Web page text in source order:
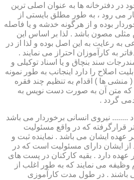
در دفترخانه ها به عنوان اصلی ترین
می رود ، به طور مطلق بایستی از
بوده و از هرگونه خدشه و یا فاصله
مثلی مصون باشد . لذا بر اساس این
به رعایت به این اصل بوده و لذا از در
به کارآموزان احتراز می نمایند .
سند بنچاق و یا اسناد توکیلی و
اصلاح را دارد اینجانب به طور نمونه
منشی ها ) اقدام به تنظیم چند فقره
که متن آن به صورت دست نویس به
گردد .
از تعداد ........ نیروی انسانی برخوردار می باشد
قرارگرفته که در واقع مسئولیت
عهده ایشان می باشد . نماینده ثبت و
از ایشان دارای مسئولیت است که در
عهده دارد . بقیه کارکنان در پست های
وظیفه می نمایند که به طور اغلب از
باشند . در طول مدت کارآموزی